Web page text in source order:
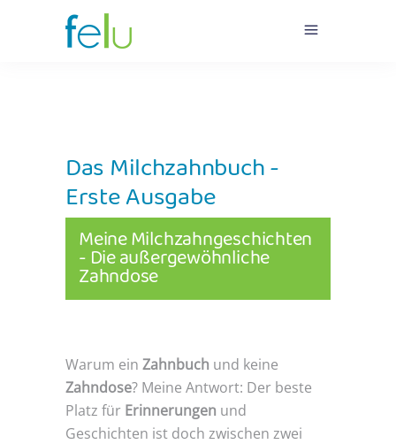
Das Milchzahnbuch -
Erste Ausgabe
Meine Milchzahngeschichten
- Die außergewöhnliche
Zahndose
Warum ein Zahnbuch und keine
Zahndose? Meine Antwort: Der beste
Platz für Erinnerungen und
Geschichten ist doch zwischen zwei